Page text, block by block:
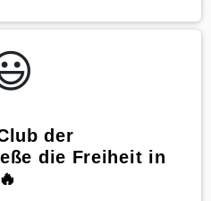
der
die Freiheit in